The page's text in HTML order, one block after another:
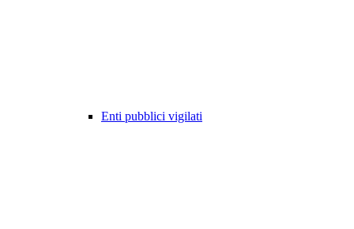
Enti pubblici vigilati